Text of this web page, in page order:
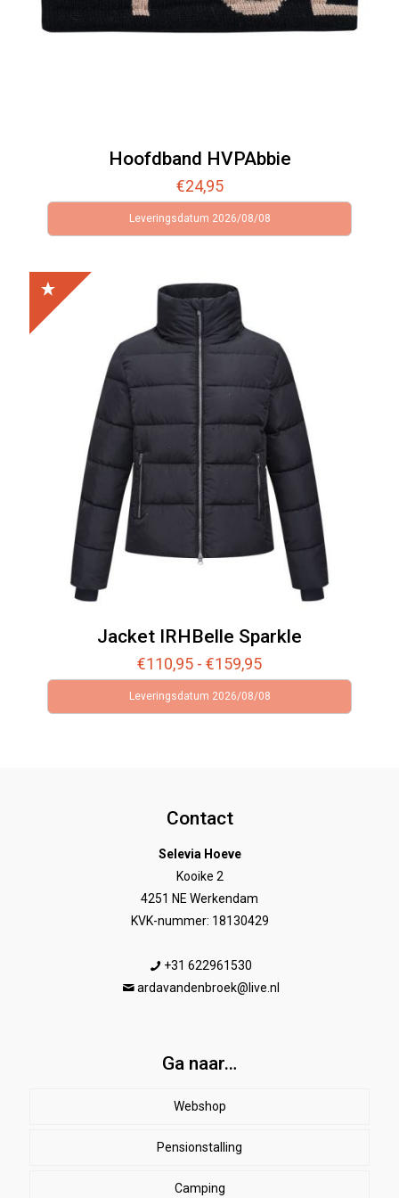
Hoofdband HVPAbbie
€24,95
Leveringsdatum 2026/08/08
Jacket IRHBelle Sparkle
€110,95 - €159,95Prijsklasse:
€110,95
Leveringsdatum 2026/08/08
Contact
Selevia Hoeve
Kooike 2
4251 NE Werkendam
KVK-nummer: 18130429
+31 622961530
ardavandenbroek@live.nl
Ga naar…
Webshop
Paard
Beenbeschermers
Ruiter
Pensionstalling
Camping